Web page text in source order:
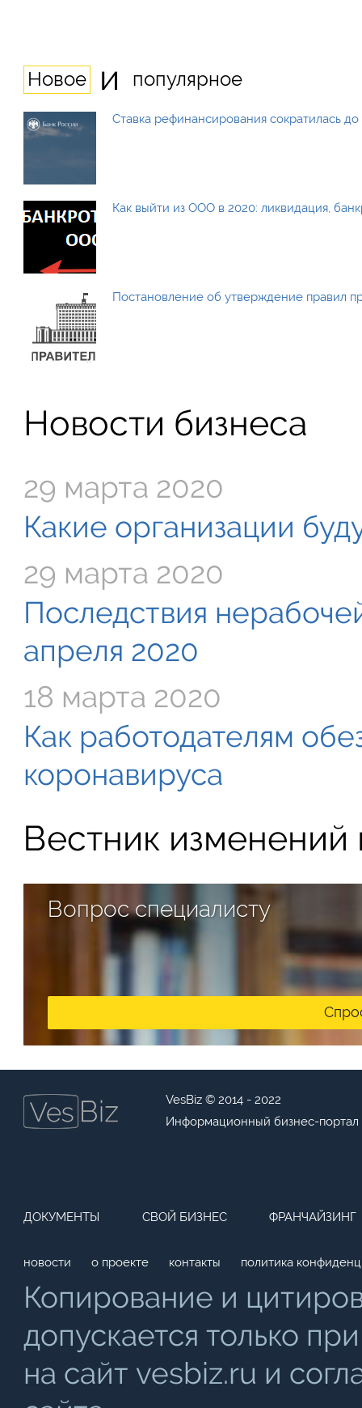
Новое и популярное
Ставка рефинансирования сократилась
Как выйти из ООО в 2020: ликвидация,
Постановление об утверждение правил
Новости бизнеса
29 марта 2020
Какие организации
29 марта 2020
Последствия
апреля 2020
18 марта 2020
Как работодателям
коронавируса
Вестник изменений
Вопрос специалисту
VesBiz © 2014 - 2022
Информационный бизнес-портал
ДОКУМЕНТЫ СВОЙ БИЗНЕС ФРАНЧАЙЗИНГ
новости о проекте контакты политика
Копирование и
допускается только
на сайт vesbiz.ru и